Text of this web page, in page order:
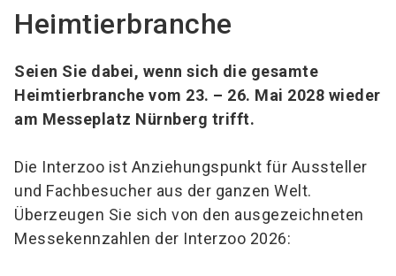
Heimtierbranche
Seien Sie dabei, wenn sich die gesamte
Heimtierbranche vom 23. – 26. Mai 2028 wieder
am Messeplatz Nürnberg trifft.
Die Interzoo ist Anziehungspunkt für Aussteller
und Fachbesucher aus der ganzen Welt.
Überzeugen Sie sich von den ausgezeichneten
Messekennzahlen der Interzoo 2026: